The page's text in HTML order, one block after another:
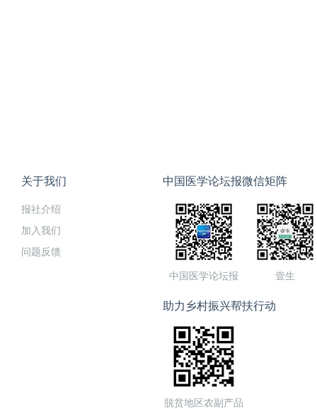
关于我们
报社介绍
加入我们
问题反馈
中国医学论坛报微信矩阵
中国医学论坛报 壹生
助力乡村振兴帮扶行动
脱贫地区农副产品